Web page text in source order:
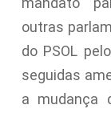
outras
do PSOL
seguidas
a mudança